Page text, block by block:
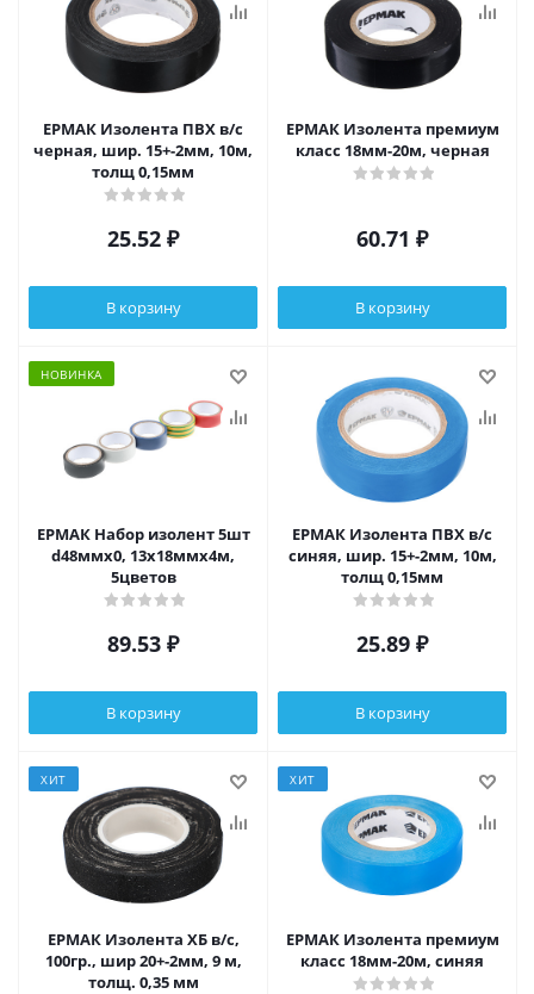
ЕРМАК Изолента ПВХ в/с
черная, шир. 15+-2мм, 10м,
толщ 0,15мм
25.52 ₽
В корзину
ЕРМАК Изолента премиум
класс 18мм-20м, черная
60.71 ₽
В корзину
НОВИНКА
ЕРМАК Набор изолент 5шт
d48ммх0, 13х18ммх4м,
5цветов
89.53 ₽
В корзину
ЕРМАК Изолента ПВХ в/с
синяя, шир. 15+-2мм, 10м,
толщ 0,15мм
25.89 ₽
В корзину
ХИТ
ЕРМАК Изолента ХБ в/с,
100гр., шир 20+-2мм, 9 м,
толщ. 0,35 мм
ХИТ
ЕРМАК Изолента премиум
класс 18мм-20м, синяя